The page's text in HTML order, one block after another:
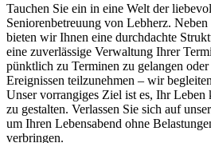
Tauchen Sie ein in eine Welt der
Seniorenbetreuung von Lebherz.
bieten wir Ihnen eine durchdachte
eine zuverlässige Verwaltung Ihrer
pünktlich zu Terminen zu gelangen
Ereignissen teilzunehmen – wir
Unser vorrangiges Ziel ist es, Ihr
zu gestalten. Verlassen Sie sich auf
um Ihren Lebensabend ohne
verbringen.